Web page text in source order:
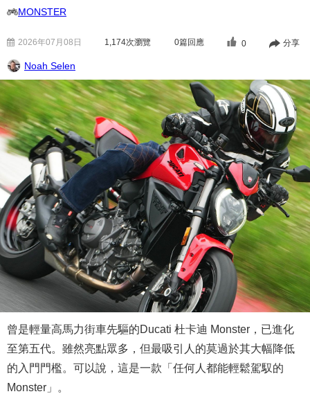
MONSTER
2026年07月08日 1,174次瀏覽 0篇回應 0 分享
Noah Selen
曾是輕量高馬力街車先驅的Ducati 杜卡迪 Monster，已進化
至第五代。雖然亮點眾多，但最吸引人的莫過於其大幅降低
的入門門檻。可以說，這是一款「任何人都能輕鬆駕馭的
Monster」。